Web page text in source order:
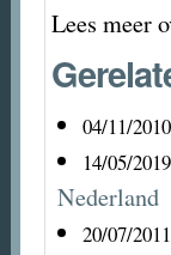
Lees meer
04/11/2010
14/05/2019
Nederland
20/07/2011